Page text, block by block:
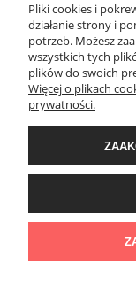
Wyposażenie łazienek
sklep@lazienki.eco |
Stoń |
Pliki cookies i
działanie strony i
potrzeb. Możesz
wszystkich tych
plików do swoich
Więcej o plikach
prywatności.